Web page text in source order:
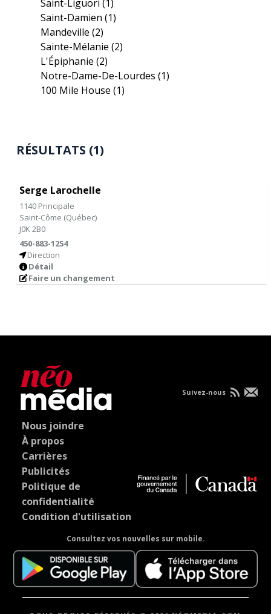
Saint-Liguori(1)
Saint-Damien(1)
Mandeville(2)
Sainte-Mélanie(2)
L'Épiphanie(2)
Notre-Dame-De-Lourdes(1)
100 Mile House(1)
RÉSULTATS (1)
Serge Larochelle
1140 Principale
Saint-Côme (Québec)
J0K 2B0
450-883-1254
Direction
Détail
Faire un changement
Nous joindre
À propos
Carrières
Publicités
Politique de
confidentialité
Condition d'utilisation
Consultez vos nouvelles sur mobile.
Suivez-nous